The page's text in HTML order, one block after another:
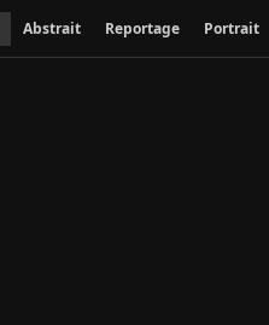
Abstrait Reportage Portrait